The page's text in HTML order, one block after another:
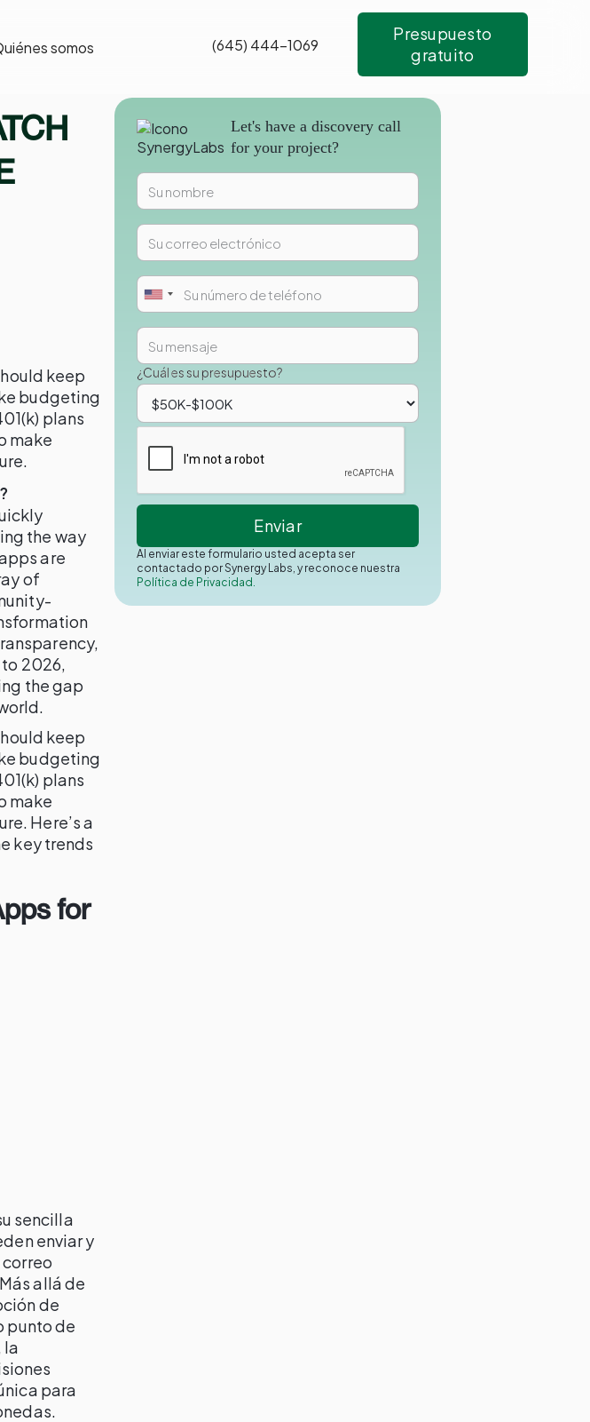
somos (645) 444-1069
Presupuesto
gratuito
keep
budgeting
plans
make
the way
are
of
2026,
the gap
keep
budgeting
plans
make
Here’s a
key trends
for
sencilla
enviar y
allá de
de
punto de
la
para
Let's have a discovery call
for your project?
¿Cuál es su presupuesto?
Al enviar este formulario usted acepta ser
contactado por Synergy Labs, y reconoce nuestra
Política de Privacidad.